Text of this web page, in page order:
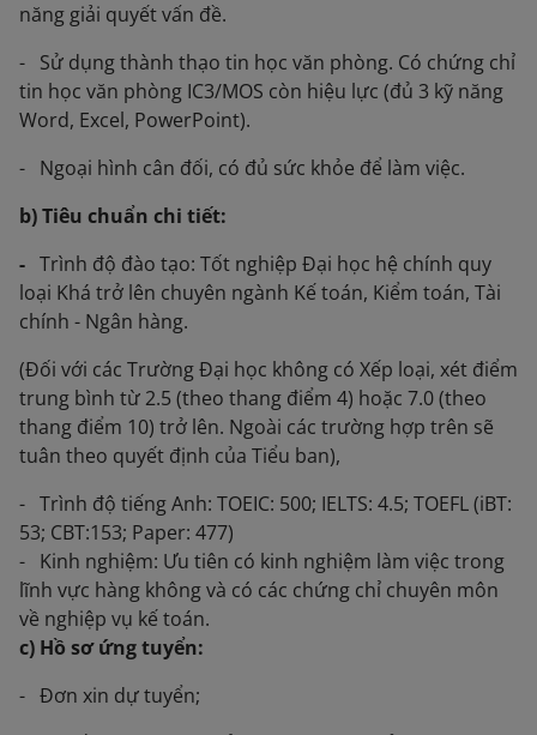
năng giải quyết vấn đề.
- Sử dụng thành thạo tin học văn phòng. Có chứng chỉ
tin học văn phòng IC3/MOS còn hiệu lực (đủ 3 kỹ năng
Word, Excel, PowerPoint).
- Ngoại hình cân đối, có đủ sức khỏe để làm việc.
b) Tiêu chuẩn chi tiết:
- Trình độ đào tạo: Tốt nghiệp Đại học hệ chính quy
loại Khá trở lên chuyên ngành Kế toán, Kiểm toán, Tài
chính - Ngân hàng.
(Đối với các Trường Đại học không có Xếp loại, xét điểm
trung bình từ 2.5 (theo thang điểm 4) hoặc 7.0 (theo
thang điểm 10) trở lên. Ngoài các trường hợp trên sẽ
tuân theo quyết định của Tiểu ban),
- Trình độ tiếng Anh: TOEIC: 500; IELTS: 4.5; TOEFL (iBT:
53; CBT:153; Paper: 477)
- Kinh nghiệm: Ưu tiên có kinh nghiệm làm việc trong
lĩnh vực hàng không và có các chứng chỉ chuyên môn
về nghiệp vụ kế toán.
c) Hồ sơ ứng tuyển:
- Đơn xin dự tuyển;